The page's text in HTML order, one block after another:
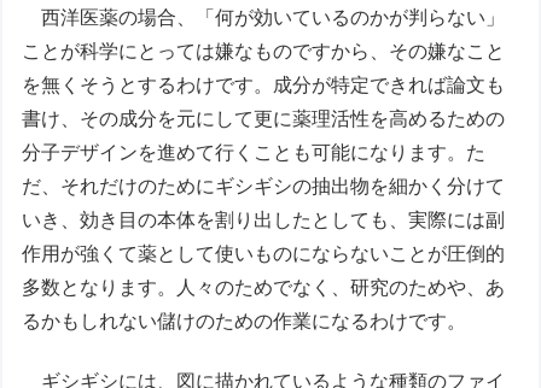
西洋医薬の場合、「何が効いているのかが判らない」
ことが科学にとっては嫌なものですから、その嫌なこと
を無くそうとするわけです。成分が特定できれば論文も
書け、その成分を元にして更に薬理活性を高めるための
分子デザインを進めて行くことも可能になります。た
だ、それだけのためにギシギシの抽出物を細かく分けて
いき、効き目の本体を割り出したとしても、実際には副
作用が強くて薬として使いものにならないことが圧倒的
多数となります。人々のためでなく、研究のためや、あ
るかもしれない儲けのための作業になるわけです。
ギシギシには、図に描かれているような種類のファイ